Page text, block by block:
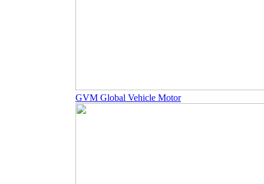
GVM Global Vehicle Motor